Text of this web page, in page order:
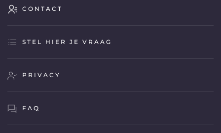
CONTACT
STEL HIER JE VRAAG
PRIVACY
FAQ